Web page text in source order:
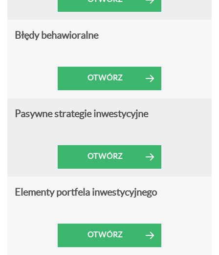
Błędy behawioralne
OTWÓRZ
Pasywne strategie inwestycyjne
OTWÓRZ
Elementy portfela inwestycyjnego
OTWÓRZ